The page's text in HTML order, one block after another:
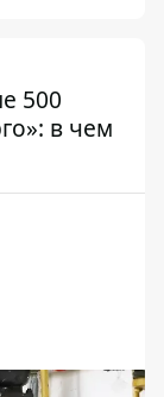
500
в чем